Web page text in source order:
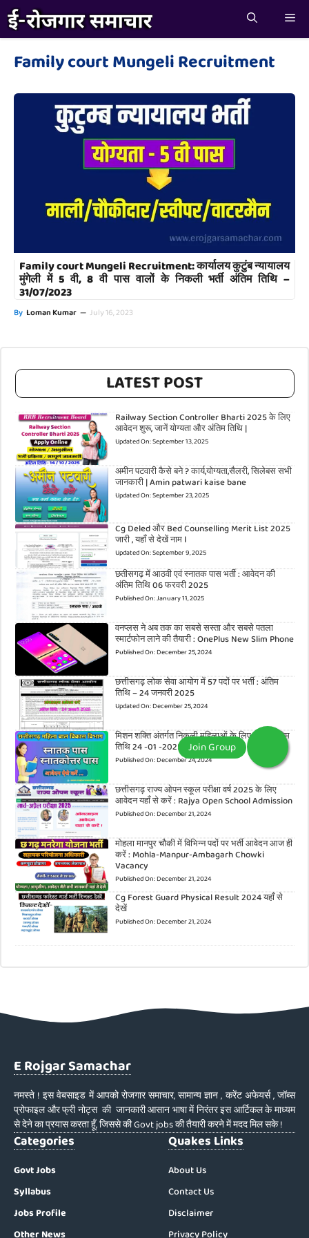
Skip
to
content
Family court Mungeli Recruitment
Family court Mungeli Recruitment: कार्यालय कुटुंब न्यायालय
मुंगेली में 5 वी, 8 वी पास वालों के निकली भर्ती अंतिम तिथि –
31/07/2023
By Loman Kumar — July 16, 2023
LATEST POST
Railway Section Controller Bharti 2025 के लिए
आवेदन शुरू, जानें योग्यता और अंतिम तिथि |
Updated On:September 13, 2025
अमीन पटवारी कैसे बने ? कार्य,योग्यता,सैलरी, सिलेबस सभी
जानकारी | Amin patwari kaise bane
Updated On:September 23, 2025
Cg Deled और Bed Counselling Merit List 2025
जारी , यहाँ से देखें नाम l
Updated On:September 9, 2025
छतीसगढ़ में आठवी एवं स्नातक पास भर्ती : आवेदन की
अंतिम तिथि 06 फरवरी 2025
Published On:January 11, 2025
वनप्लस ने अब तक का सबसे सस्ता और सबसे पतला
स्मार्टफोन लाने की तैयारी : OnePlus New Slim Phone
Published On:December 25, 2024
छत्तीसगढ़ लोक सेवा आयोग में 57 पदों पर भर्ती : अंतिम
तिथि – 24 जनवरी 2025
Updated On:December 25, 2024
मिशन शक्ति अंतर्गत निकली महिलाओं के लिए भर्ती : अंतिम
तिथि 24 -01 -2025
Published On:December 24, 2024
छत्तीसगढ़ राज्य ओपन स्कूल परीक्षा वर्ष 2025 के लिए
आवेदन यहाँ से करें : Rajya Open School Admission
Published On:December 21, 2024
मोहला मानपुर चौकी में विभिन्न पदों पर भर्ती आवेदन आज ही
करें : Mohla-Manpur-Ambagarh Chowki
Vacancy
Published On:December 21, 2024
Cg Forest Guard Physical Result 2024 यहाँ से
देखें
Published On:December 21, 2024
E Rojgar Samachar
नमस्ते ! इस वेबसाइड में आपको रोजगार समाचार, सामान्य ज्ञान , करेंट अफेयर्स , जॉब्स
प्रोफाइल और फ्री नोट्स की जानकारी आसान भाषा में निरंतर इस आर्टिकल के माध्यम
से देने का प्रयास करता हूँ, जिससे की Govt jobs की तैयारी करने में मदद मिल सके !
Categories
Govt Jobs
Syllabus
Jobs Profile
Other News
Quakes Links
About Us
Contact Us
Disclaimer
Privacy Policy